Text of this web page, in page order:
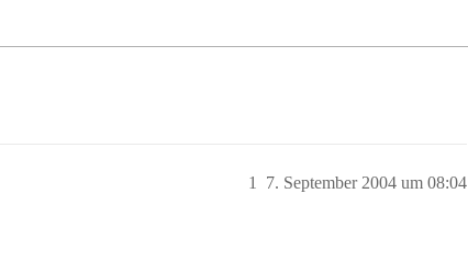
7. September 2004 um 08:04
1